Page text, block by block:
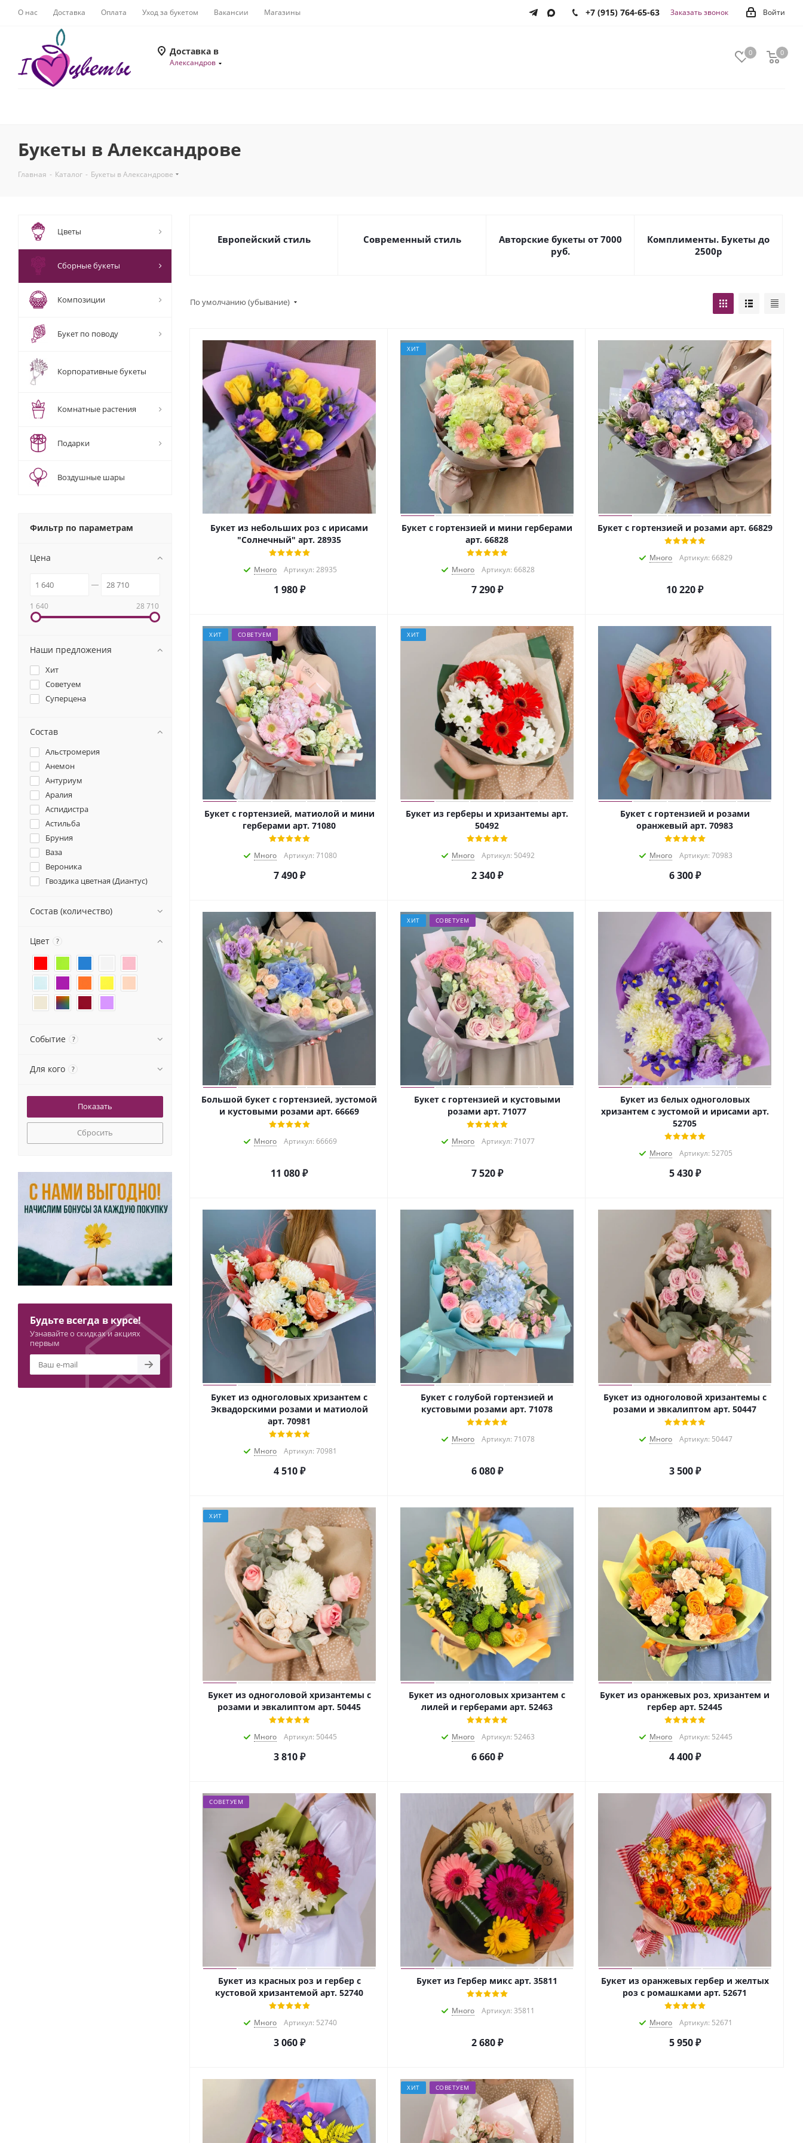
О нас Доставка Оплата Уход за букетом Вакансии Магазины Войти
+7 (915) 764-65-63 Заказать звонок
Доставка в
Александров
0 0
0
Букеты в Александрове
Главная - Каталог - Букеты в Александрове
Европейский стиль Современный стиль
Авторские букеты от 7000
руб.
Комплименты. Букеты до
2500р
По умолчанию (убывание)
Букет из небольших роз с ирисами
"Солнечный" арт. 28935
Много Артикул: 28935
1 980₽
ХИТ
Букет с гортензией и мини герберами
арт. 66828
Много Артикул: 66828
7 290₽
Букет с гортензией и розами арт. 66829
Много Артикул: 66829
10 220₽
ХИТ СОВЕТУЕМ
Букет с гортензией, матиолой и мини
герберами арт. 71080
Много Артикул: 71080
7 490₽
ХИТ
Букет из герберы и хризантемы арт.
50492
Много Артикул: 50492
2 340₽
Букет с гортензией и розами
оранжевый арт. 70983
Много Артикул: 70983
6 300₽
Большой букет с гортензией, эустомой
и кустовыми розами арт. 66669
Много Артикул: 66669
11 080₽
ХИТ СОВЕТУЕМ
Букет с гортензией и кустовыми
розами арт. 71077
Много Артикул: 71077
7 520₽
Букет из белых одноголовых
хризантем с эустомой и ирисами арт.
52705
Много Артикул: 52705
5 430₽
Букет из одноголовых хризантем с
Эквадорскими розами и матиолой
арт. 70981
Много Артикул: 70981
4 510₽
Букет с голубой гортензией и
кустовыми розами арт. 71078
Много Артикул: 71078
6 080₽
Букет из одноголовой хризантемы с
розами и эвкалиптом арт. 50447
Много Артикул: 50447
3 500₽
ХИТ
Букет из одноголовой хризантемы с
розами и эвкалиптом арт. 50445
Много Артикул: 50445
3 810₽
Букет из одноголовых хризантем с
лилей и герберами арт. 52463
Много Артикул: 52463
6 660₽
Букет из оранжевых роз, хризантем и
гербер арт. 52445
Много Артикул: 52445
4 400₽
СОВЕТУЕМ
Букет из красных роз и гербер с
кустовой хризантемой арт. 52740
Много Артикул: 52740
3 060₽
Букет из Гербер микс арт. 35811
Много Артикул: 35811
2 680₽
Букет из оранжевых гербер и желтых
роз с ромашками арт. 52671
Много Артикул: 52671
5 950₽
ХИТ СОВЕТУЕМ
Цветы
Сборные букеты
Композиции
Букет по поводу
Корпоративные букеты
Комнатные растения
Подарки
Воздушные шары
Фильтр по параметрам
Цена
1 640 28 710
Наши предложения
Хит
Советуем
Суперцена
Состав
Альстромерия
Анемон
Антуриум
Аралия
Аспидистра
Астильба
Бруния
Ваза
Вероника
Гвоздика цветная (Диантус)
Гербера
Гиперикум
Гипсофила
Гортензия стандарт
Гринбелл
Декор Фрукт
Илекс
Калла
Корилус
Краспедия
Лента Атласная
Леукадендрон
Лимониум
Листья дуба
Матиола
Монстера
Писташ
Питоспорум
Подсолнух (Хелиантус)
Роза Кения
Состав (количество)
Цвет ?
Событие ?
Для кого ?
Сбросить
Будьте всегда в курсе!
Узнавайте о скидках и акциях
первым